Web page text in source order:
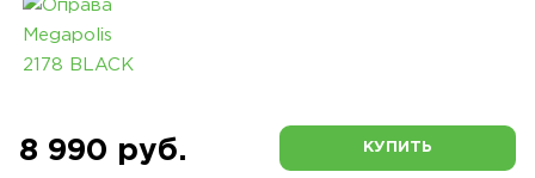
8 990 руб. КУПИТЬ